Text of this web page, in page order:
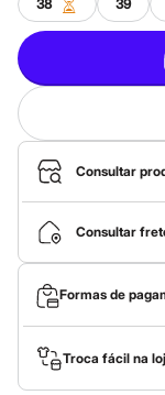
Até 40% off
Até 60% off
A partir de 60% off
Feminino
Em alta
Inverno
Alfaiataria
Novidades
Roupas
Blusas e
Básicos
Calças
Casacos e
Jeans
Macacões
Saias
Shorts e Bermudas
Vestidos
Acessórios
Bolsas
38 39
Consultar
Consultar
Formas de
Troca fácil na